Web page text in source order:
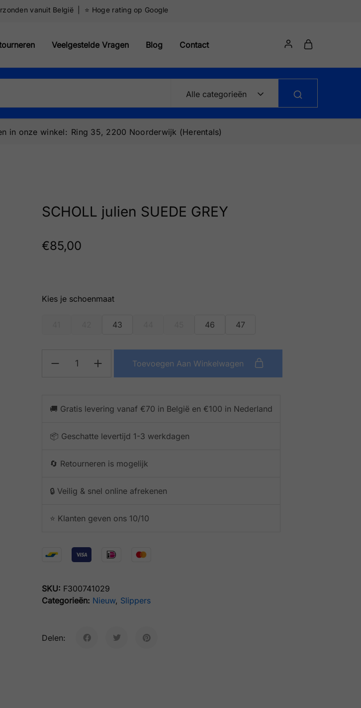
vanuit België | ⭐️ Hoge rating op Google
Veelgestelde Vragen Blog Contact
Alle categorieën
in onze winkel: Ring 35, 2200 Noorderwijk (Herentals)
SCHOLL julien SUEDE GREY
€85,00
schoenmaat
43 46 47
Toevoegen Aan Winkelwagen
🚚 Gratis levering vanaf €70 in België en €100 in Nederland
📦 Geschatte levertijd 1-3 werkdagen
🔄 Retourneren is mogelijk
🔒 Veilig & snel online afrekenen
⭐️ Klanten geven ons 10/10
SKU: F300741029
Categorieën: Nieuw, Slippers
Delen: